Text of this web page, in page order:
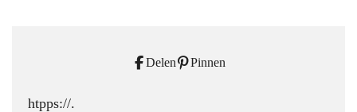
Delen Pinnen
htpps://.